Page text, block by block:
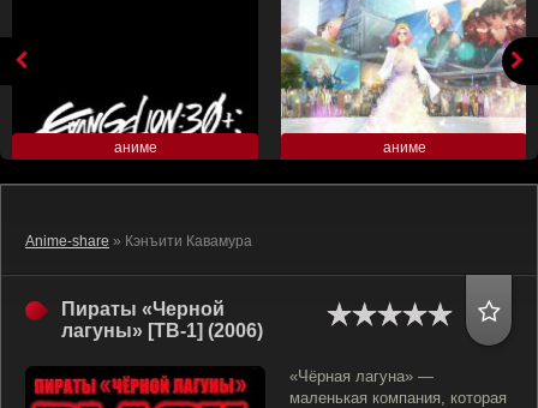
аниме аниме
Anime-share » Кэнъити Кавамура
Пираты «Черной
лагуны» [ТВ-1] (2006)
«Чёрная лагуна» —
маленькая компания, которая